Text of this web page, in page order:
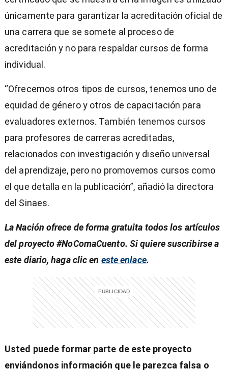
únicamente para garantizar la acreditación oficial de
una carrera que se somete al proceso de
acreditación y no para respaldar cursos de forma
individual.
“Ofrecemos otros tipos de cursos, tenemos uno de
equidad de género y otros de capacitación para
evaluadores externos. También tenemos cursos
para profesores de carreras acreditadas,
relacionados con investigación y diseño universal
del aprendizaje, pero no promovemos cursos como
el que detalla en la publicación”, añadió la directora
del Sinaes.
La Nación ofrece de forma gratuita todos los artículos
del proyecto #NoComaCuento. Si quiere suscribirse a
este diario, haga clic en este enlace.
Usted puede formar parte de este proyecto
enviándonos información que le parezca falsa o